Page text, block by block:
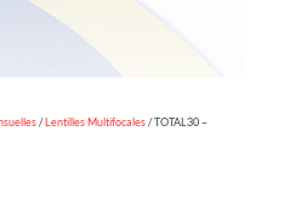
/Lentilles Multifocales/ TOTAL30 –